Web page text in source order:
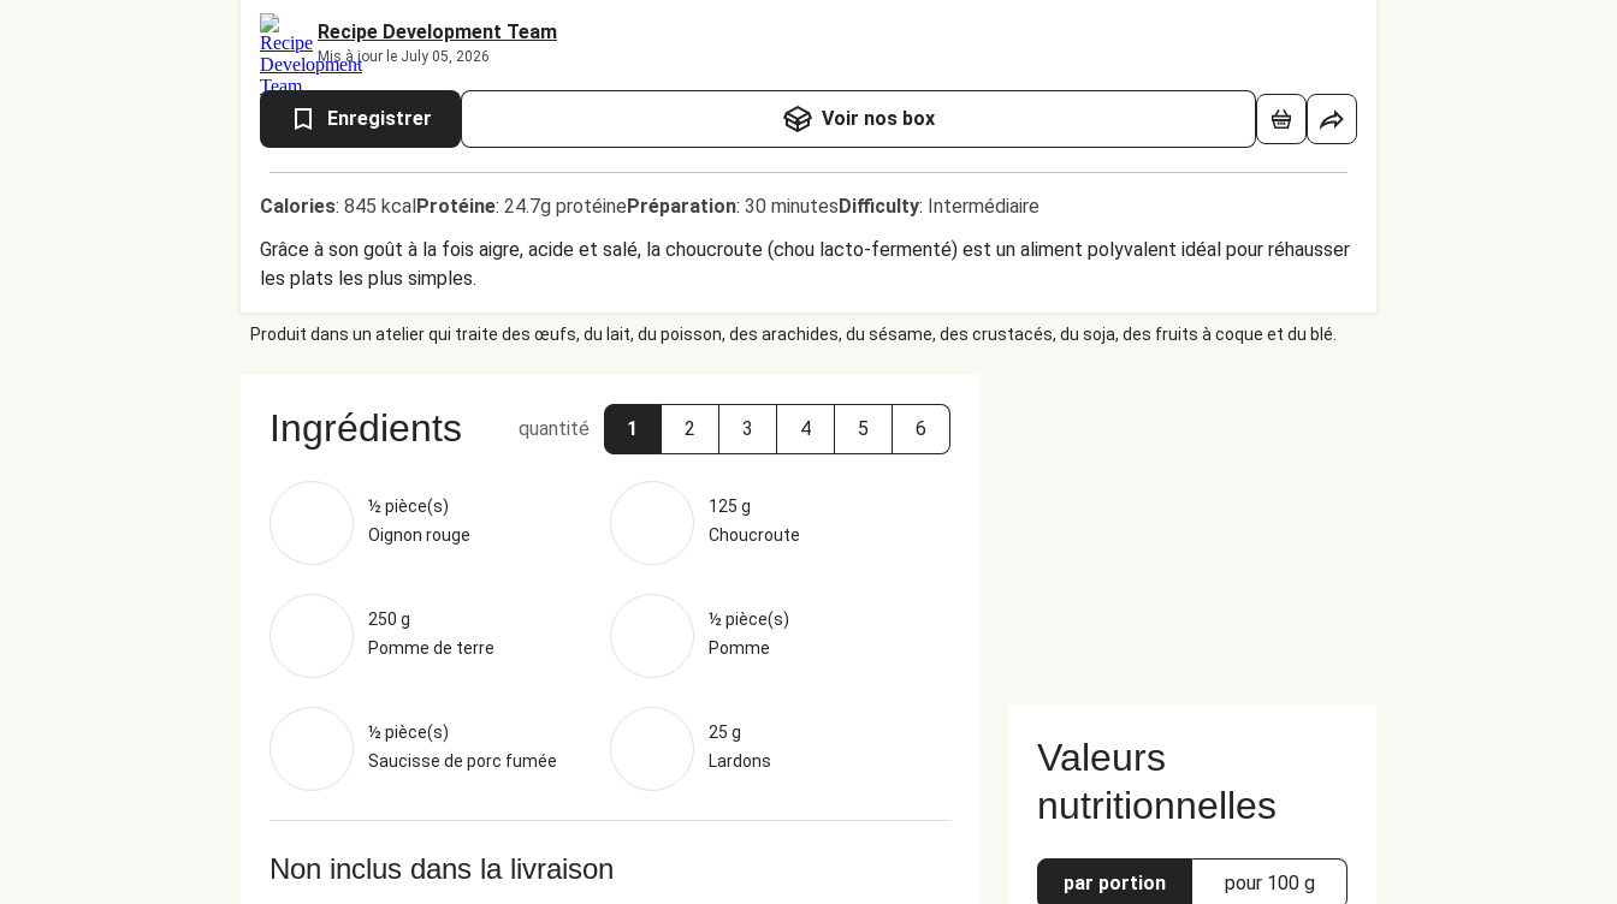
Recipe Development Team
Mis à jour le July 05, 2026
Enregistrer Voir nos box
Calories: 845 kcalProtéine: 24.7g protéinePréparation: 30 minutesDifficulty: Intermédiaire
Grâce à son goût à la fois aigre, acide et salé, la choucroute (chou lacto-fermenté) est un aliment polyvalent idéal pour réhausser
les plats les plus simples.
Produit dans un atelier qui traite des œufs, du lait, du poisson, des arachides, du sésame, des crustacés, du soja, des fruits à coque et du blé.
Ingrédients quantité 1 2 3 4 5 6
½ pièce(s)
Oignon rouge
125 g
Choucroute
250 g
Pomme de terre
½ pièce(s)
Pomme
½ pièce(s)
Saucisse de porc fumée
25 g
Lardons
Non inclus dans la livraison
Valeurs
nutritionnelles
par portion pour 100 g